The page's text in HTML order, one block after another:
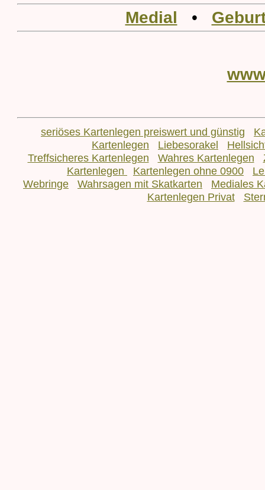
Medial •
seriöses Kartenlegen preiswert und günstig
Kartenlegen
Liebesorakel
Treffsicheres Kartenlegen
Wahres Kartenlegen
Kartenlegen
Kartenlegen ohne 0900
Webringe
Wahrsagen mit Skatkarten
Mediales
Kartenlegen Privat